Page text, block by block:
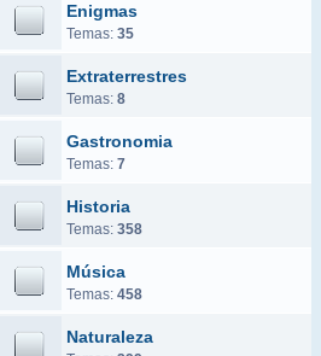
Enigmas
Temas: 35
Extraterrestres
Temas: 8
Gastronomia
Temas: 7
Historia
Temas: 358
Música
Temas: 458
Naturaleza